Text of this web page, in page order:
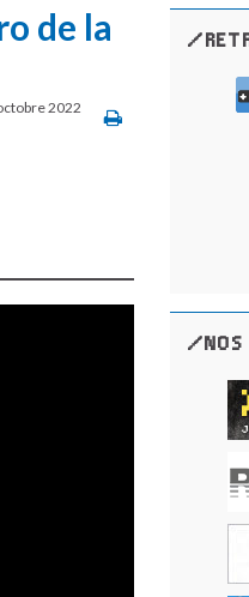
de la
2022
/
/NOS